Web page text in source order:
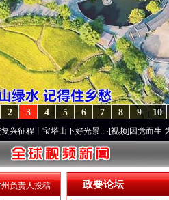
10
9
8
7
6
5
4
3
2
山下好光景..·[视频]因党而生 为党而战——
负责人投稿 政要论坛